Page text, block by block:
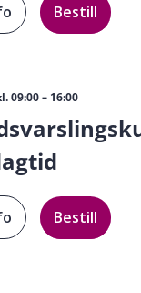
Bestill
09:00– 16:00
Bestill